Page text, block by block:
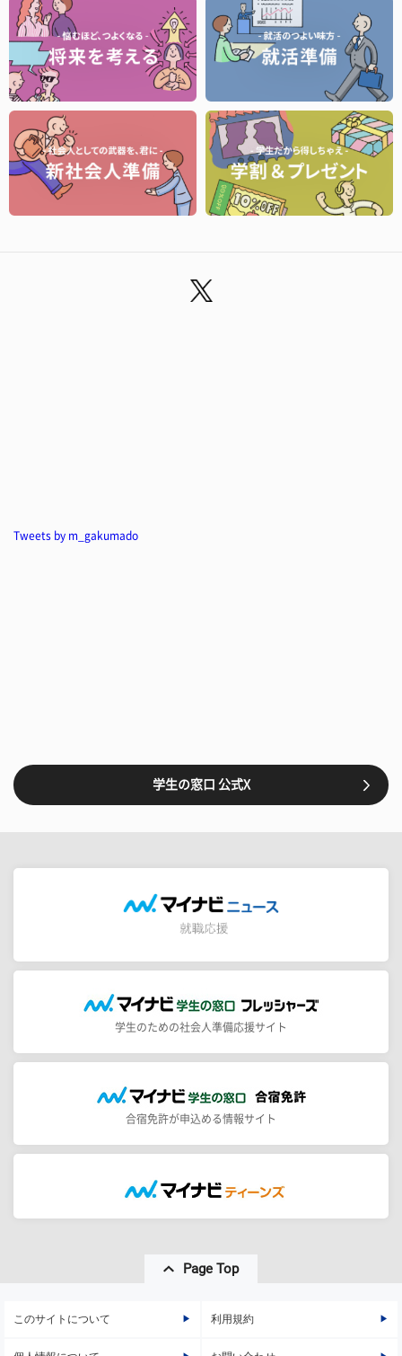
Tweets by m_gakumado
学生の窓口 公式X
学生のための社会人準備応援サイト
合宿免許が申込める情報サイト
Page Top
このサイトについて 利用規約